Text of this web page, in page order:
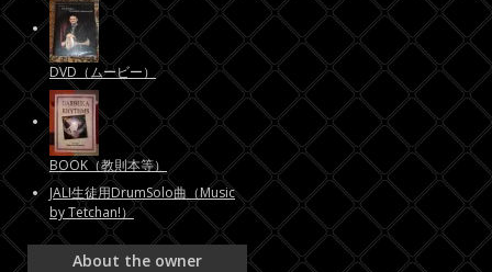
DVD（ムービー）
BOOK（教則本等）
JALI生徒用DrumSolo曲（Music
by Tetchan!）
About the owner